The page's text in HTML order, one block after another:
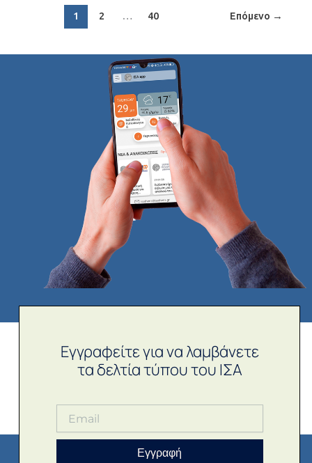
1 2 … 40 Επόμενο →
Εγγραφείτε για να λαμβάνετε
τα δελτία τύπου του ΙΣΑ
Εγγραφή